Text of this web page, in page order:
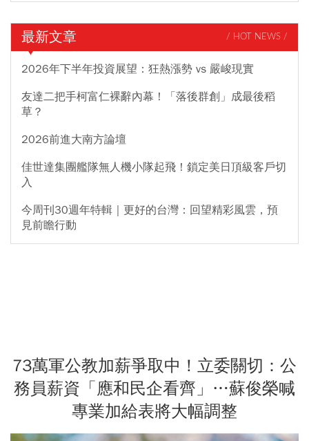
最新文章 / HOT NEWS /
2026年下半年投資展望：狂熱漲勢 vs 嚴峻現實
友達二把手柯富仁裸辭內幕！「落後群創」成最後稻
草？
2026前進大南方論壇
佳世達集團艦隊無人機小隊起飛！鎖定美日頂級客戶切
入
今周刊30週年特輯｜更好的台灣：回望精彩風雲，預
見前瞻行動
73萬軍公教加薪爭取中！立委關切：公
務員薪資「應和民企看齊」…蘇俊榮喊
專業加給表將大幅調整